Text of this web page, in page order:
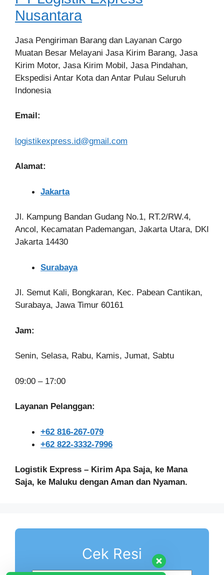
Nusantara
Jasa Pengiriman Barang dan Layanan Cargo
Muatan Besar Melayani Jasa Kirim Barang, Jasa
Kirim Motor, Jasa Kirim Mobil, Jasa Pindahan,
Ekspedisi Antar Kota dan Antar Pulau Seluruh
Indonesia
Email:
logistikexpress.id@gmail.com
Alamat:
Jakarta
Jl. Kampung Bandan Gudang No.1, RT.2/RW.4,
Ancol, Kecamatan Pademangan, Jakarta Utara, DKI
Jakarta 14430
Surabaya
Jl. Semut Kali, Bongkaran, Kec. Pabean Cantikan,
Surabaya, Jawa Timur 60161
Jam:
Senin, Selasa, Rabu, Kamis, Jumat, Sabtu
09:00 – 17:00
Layanan Pelanggan:
+62 816-267-079
+62 822-3332-7996
Logistik Express – Kirim Apa Saja, ke Mana
Saja, ke Maluku dengan Aman dan Nyaman.
Cek Resi